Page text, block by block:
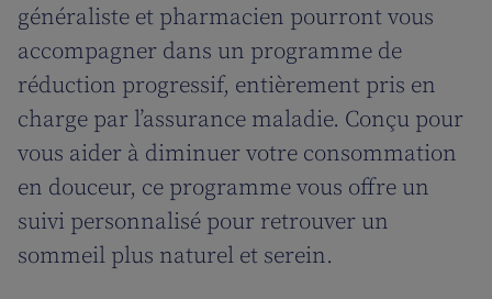
généraliste et pharmacien pourront vous
accompagner dans un programme de
réduction progressif, entièrement pris en
charge par l’assurance maladie. Conçu pour
vous aider à diminuer votre consommation
en douceur, ce programme vous offre un
suivi personnalisé pour retrouver un
sommeil plus naturel et serein.